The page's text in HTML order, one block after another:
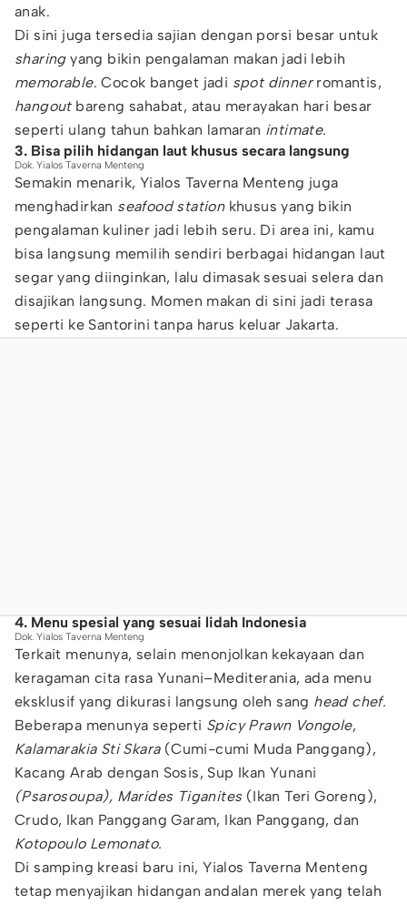
anak.
Di sini juga tersedia sajian dengan porsi besar untuk
sharingyang bikin pengalaman makan jadi lebih
memorable. Cocok banget jadi spot dinnerromantis,
hangout bareng sahabat, atau merayakan hari besar
seperti ulang tahun bahkan lamaran intimate.
3. Bisa pilih hidangan laut khusus secara langsung
Dok. Yialos Taverna Menteng
Semakin menarik, Yialos Taverna Menteng juga
menghadirkan seafood stationkhusus yang bikin
pengalaman kuliner jadi lebih seru. Di area ini, kamu
bisa langsung memilih sendiri berbagai hidangan laut
segar yang diinginkan, lalu dimasak sesuai selera dan
disajikan langsung. Momen makan di sini jadi terasa
seperti ke Santorini tanpa harus keluar Jakarta.
4. Menu spesial yang sesuai lidah Indonesia
Dok. Yialos Taverna Menteng
Terkait menunya, selain menonjolkan kekayaan dan
keragaman cita rasa Yunani–Mediterania, ada menu
eksklusif yang dikurasi langsung oleh sang head chef.
Beberapa menunya seperti Spicy Prawn Vongole,
Kalamarakia Sti Skara (Cumi-cumi Muda Panggang),
Kacang Arab dengan Sosis, Sup Ikan Yunani
(Psarosoupa), Marides Tiganites (Ikan Teri Goreng),
Crudo, Ikan Panggang Garam, Ikan Panggang, dan
Kotopoulo Lemonato.
Di samping kreasi baru ini, Yialos Taverna Menteng
tetap menyajikan hidangan andalan merek yang telah